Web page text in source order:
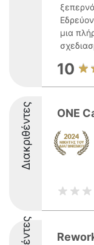
μια
10
Διακριθέντες ONE